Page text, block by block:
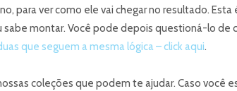
para ver como ele vai chegar no resultado.
sabe montar. Você pode depois questioná-lo
que seguem a mesma lógica – click aqui.
coleções que podem te ajudar. Caso você